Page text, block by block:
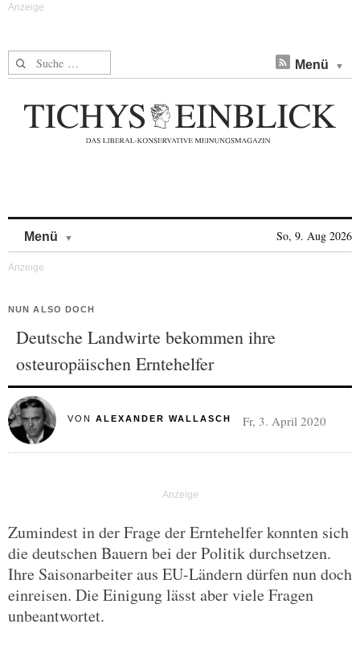
Suche nach: Menü
Menü So, 9. Aug 2026
NUN ALSO DOCH
Deutsche Landwirte bekommen ihre
osteuropäischen Erntehelfer
VON ALEXANDER WALLASCH Fr, 3. April 2020
Zumindest in der Frage der Erntehelfer konnten sich
die deutschen Bauern bei der Politik durchsetzen.
Ihre Saisonarbeiter aus EU-Ländern dürfen nun doch
einreisen. Die Einigung lässt aber viele Fragen
unbeantwortet.